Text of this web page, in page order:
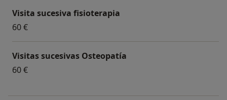
Visita sucesiva fisioterapia
60 €
Visitas sucesivas Osteopatía
60 €